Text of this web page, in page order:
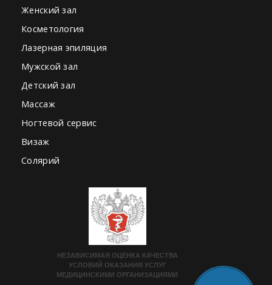
Женский зал
Косметология
Лазерная эпиляция
Мужской зал
Детский зал
Массаж
Ногтевой сервис
Визаж
Солярий